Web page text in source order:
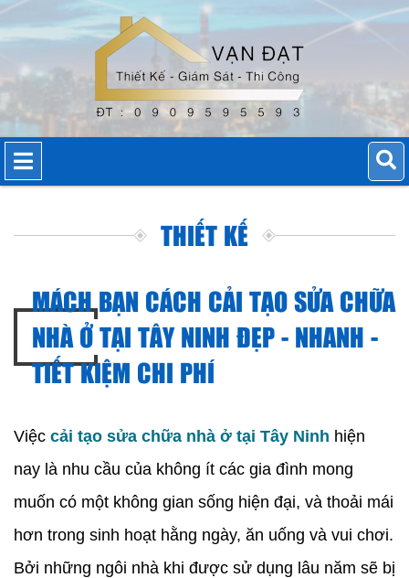
THIẾT KẾ
MÁCH BẠN CÁCH CẢI TẠO SỬA CHỮA
NHÀ Ở TẠI TÂY NINH ĐẸP - NHANH -
TIẾT KIỆM CHI PHÍ
Việc cải tạo sửa chữa nhà ở tại Tây Ninh hiện
nay là nhu cầu của không ít các gia đình mong
muốn có một không gian sống hiện đại, và thoải mái
hơn trong sinh hoạt hằng ngày, ăn uống và vui chơi.
Bởi những ngôi nhà khi được sử dụng lâu năm sẽ bị